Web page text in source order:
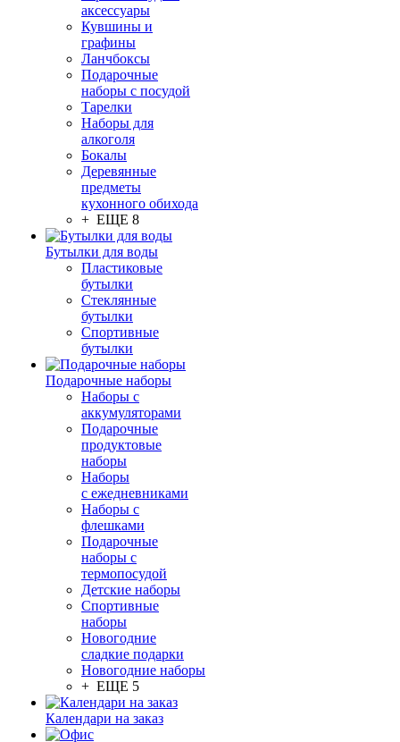
аксессуары
Кувшины и
графины
Ланчбоксы
Подарочные
наборы с посудой
Тарелки
Наборы для
алкоголя
Бокалы
Деревянные
предметы
кухонного обихода
+ ЕЩЕ 8
Бутылки для воды
Пластиковые
бутылки
Стеклянные
бутылки
Спортивные
бутылки
Подарочные наборы
Наборы с
аккумуляторами
Подарочные
продуктовые
наборы
Наборы
с ежедневниками
Наборы с
флешками
Подарочные
наборы с
термопосудой
Детские наборы
Спортивные
наборы
Новогодние
сладкие подарки
Новогодние наборы
+ ЕЩЕ 5
Календари на заказ